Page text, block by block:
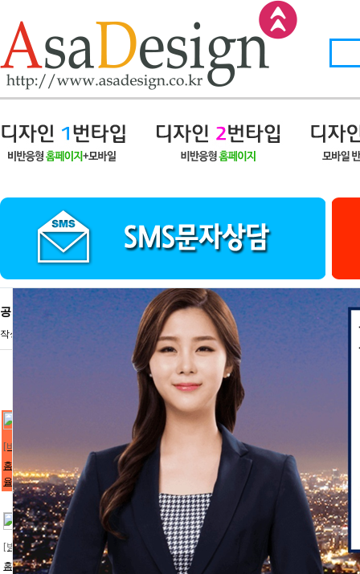
공지 | 7월 2주차 신규시안이 업데이트 되었습니다.
작성자 아사디자인 12-07-09 15:58 조회 9,453회
[비즈니스/기업 1229727]
홈페이지제작 추천(키워드): 비즈니스,대출,여성,어린이,나뭇잎,날림,사과,대출,론
율,담보,맞춤 부문 및 업종 홈페이지제작추천 및 홈페이지제작업체
[병원/건강 1229667]
홈페이지제작 추천(키워드): 여성,비만,클리닉,한방,성형외과,피부과,서브페이지,아